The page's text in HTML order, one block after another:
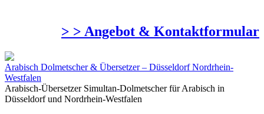
> > Angebot & Kontaktformular
Arabisch Dolmetscher & Übersetzer – Düsseldorf Nordrhein-
Westfalen
Arabisch-Übersetzer Simultan-Dolmetscher für Arabisch in
Düsseldorf und Nordrhein-Westfalen